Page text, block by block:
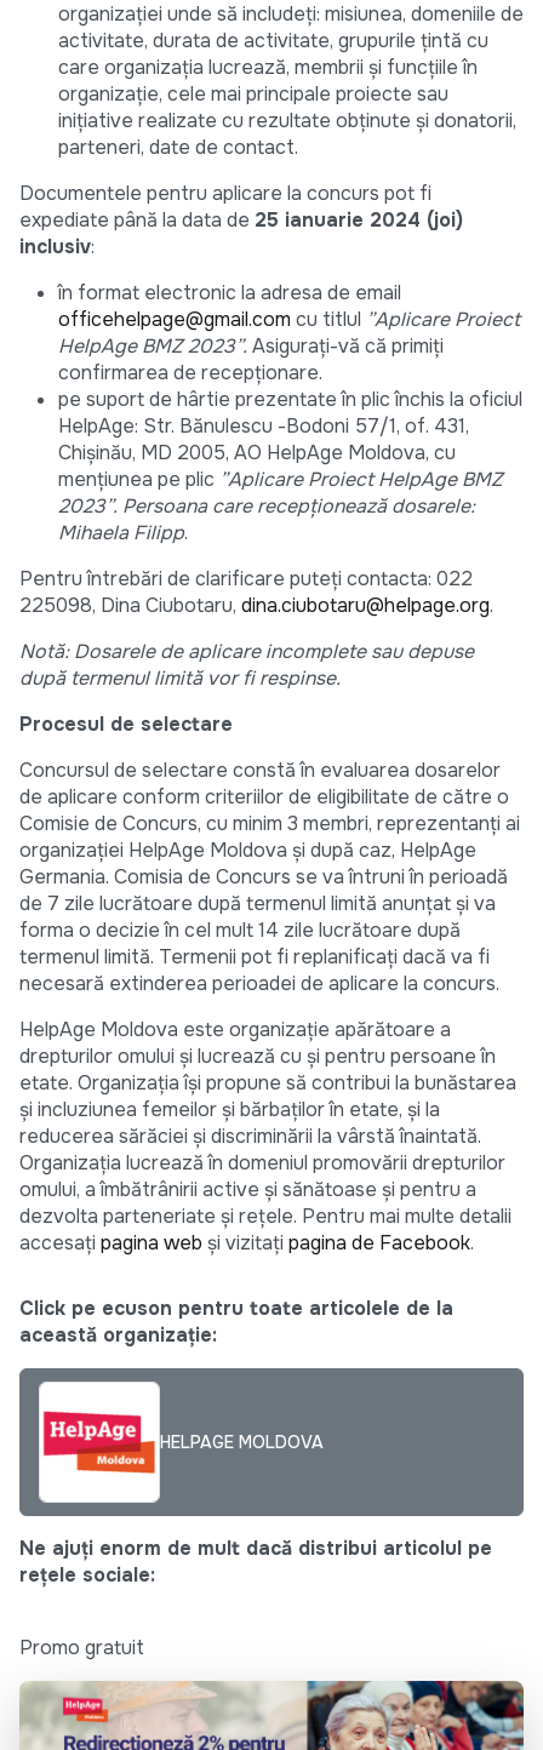
organizației unde să includeți: misiunea, domeniile de
activitate, durata de activitate, grupurile țintă cu
care organizația lucrează, membrii și funcțiile în
organizație, cele mai principale proiecte sau
inițiative realizate cu rezultate obținute și donatorii,
parteneri, date de contact.
Documentele pentru aplicare la concurs pot fi
expediate până la data de 25 ianuarie 2024 (joi)
inclusiv:
în format electronic la adresa de email
officehelpage@gmail.com cu titlul ”Aplicare Proiect
HelpAge BMZ 2023”. Asigurați-vă că primiți
confirmarea de recepționare.
pe suport de hârtie prezentate în plic închis la oficiul
HelpAge: Str. Bănulescu -Bodoni 57/1, of. 431,
Chișinău, MD 2005, AO HelpAge Moldova, cu
mențiunea pe plic ”Aplicare Proiect HelpAge BMZ
2023”. Persoana care recepționează dosarele:
Mihaela Filipp.
Pentru întrebări de clarificare puteți contacta: 022
225098, Dina Ciubotaru, dina.ciubotaru@helpage.org.
Notă: Dosarele de aplicare incomplete sau depuse
după termenul limită vor fi respinse.
Procesul de selectare
Concursul de selectare constă în evaluarea dosarelor
de aplicare conform criteriilor de eligibilitate de către o
Comisie de Concurs, cu minim 3 membri, reprezentanți ai
organizației HelpAge Moldova și după caz, HelpAge
Germania. Comisia de Concurs se va întruni în perioadă
de 7 zile lucrătoare după termenul limită anunțat și va
forma o decizie în cel mult 14 zile lucrătoare după
termenul limită. Termenii pot fi replanificați dacă va fi
necesară extinderea perioadei de aplicare la concurs.
HelpAge Moldova este organizație apărătoare a
drepturilor omului și lucrează cu și pentru persoane în
etate. Organizația își propune să contribui la bunăstarea
și incluziunea femeilor și bărbaților în etate, și la
reducerea sărăciei și discriminării la vârstă înaintată.
Organizația lucrează în domeniul promovării drepturilor
omului, a îmbătrânirii active și sănătoase și pentru a
dezvolta parteneriate și rețele. Pentru mai multe detalii
accesați pagina web și vizitați pagina de Facebook.
Click pe ecuson pentru toate articolele de la
această organizație:
HELPAGE MOLDOVA
Ne ajuți enorm de mult dacă distribui articolul pe
rețele sociale:
Promo gratuit